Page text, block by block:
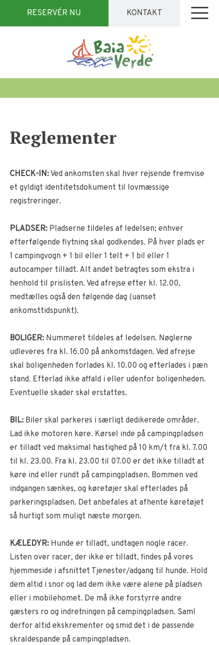
RESERVÉR NU KONTAKT
Reglementer
CHECK-IN: Ved ankomsten skal hver rejsende fremvise
et gyldigt identitetsdokument til lovmæssige
registreringer.
PLADSER: Pladserne tildeles af ledelsen; enhver
efterfølgende flytning skal godkendes. På hver plads er
1 campingvogn + 1 bil eller 1 telt + 1 bil eller 1
autocamper tilladt. Alt andet betragtes som ekstra i
henhold til prislisten. Ved afrejse efter kl. 12.00,
medtælles også den følgende dag (uanset
ankomsttidspunkt).
BOLIGER: Nummeret tildeles af ledelsen. Nøglerne
udleveres fra kl. 16.00 på ankomstdagen. Ved afrejse
skal boligenheden forlades kl. 10.00 og efterlades i pæn
stand. Efterlad ikke affald i eller udenfor boligenheden.
Eventuelle skader skal erstattes.
BIL: Biler skal parkeres i særligt dedikerede områder.
Lad ikke motoren køre. Kørsel inde på campingpladsen
er tilladt ved maksimal hastighed på 10 km/t fra kl. 7.00
til kl. 23.00. Fra kl. 23.00 til 07.00 er det ikke tilladt at
køre ind eller rundt på campingpladsen. Bommen ved
indgangen sænkes, og køretøjer skal efterlades på
parkeringspladsen. Det anbefales at afhente køretøjet
så hurtigt som muligt næste morgen.
KÆLEDYR: Hunde er tilladt, undtagen nogle racer.
Listen over racer, der ikke er tilladt, findes på vores
hjemmeside i afsnittet Tjenester/adgang til hunde. Hold
dem altid i snor og lad dem ikke være alene på pladsen
eller i mobilehomet. De må ikke forstyrre andre
gæsters ro og indretningen på campingpladsen. Saml
derfor altid ekskrementer og smid det i de passende
skraldespande på campingpladsen.